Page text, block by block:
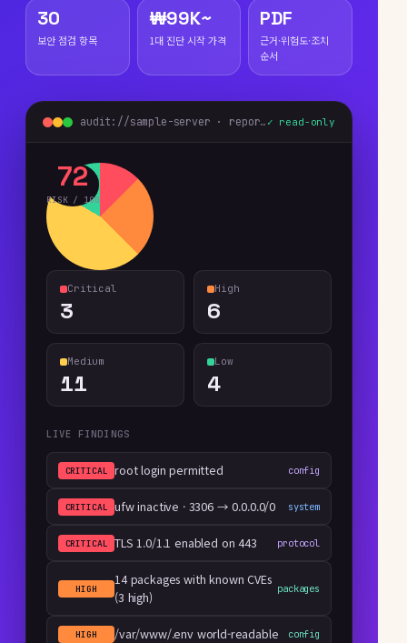
30
보안 점검 항목
₩99K~
1대 진단 시작 가격
PDF
근거·위험도·조치
순서
audit://sample-server · report preview ✓ read-only
72
RISK / 100
Critical
3
High
6
Medium
11
Low
4
LIVE FINDINGS
CRITICAL root login permitted config
CRITICAL ufw inactive · 3306 → 0.0.0.0/0 system
CRITICAL TLS 1.0/1.1 enabled on 443 protocol
HIGH
14 packages with known CVEs
(3 high)
packages
HIGH /var/www/.env world-readable config